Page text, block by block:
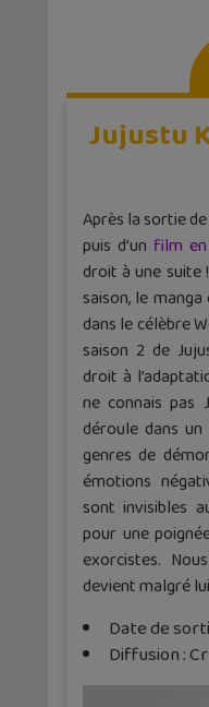
Jujustu
Après la sortie
puis d’un film
droit à une suite
saison, le
dans le célèbre
saison 2 de
droit à
ne connais pas
déroule dans
genres de
émotions
sont invisibles
pour une
exorcistes.
devient malgré
Date de
Diffusion :